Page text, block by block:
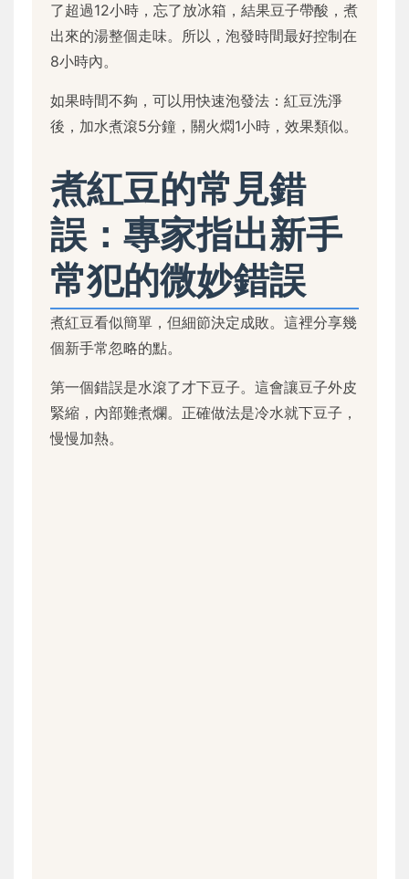
了超過12小時，忘了放冰箱，結果豆子帶酸，煮
出來的湯整個走味。所以，泡發時間最好控制在
8小時內。
如果時間不夠，可以用快速泡發法：紅豆洗淨
後，加水煮滾5分鐘，關火燜1小時，效果類似。
煮紅豆的常見錯
誤：專家指出新手
常犯的微妙錯誤
煮紅豆看似簡單，但細節決定成敗。這裡分享幾
個新手常忽略的點。
第一個錯誤是水滾了才下豆子。這會讓豆子外皮
緊縮，內部難煮爛。正確做法是冷水就下豆子，
慢慢加熱。